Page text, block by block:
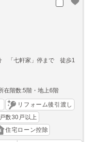
「七軒家」停まで 徒歩1
在階数:5階・地上6階
リフォーム後引渡し
数30戸以上
住宅ローン控除